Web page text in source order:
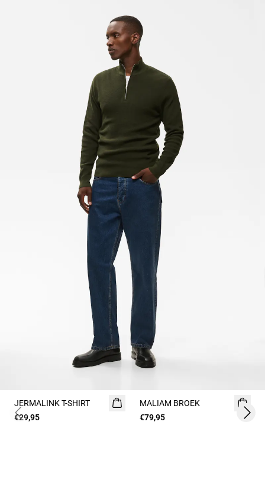
2 for 45€
JERMALINK T-SHIRT
€29,95
MALIAM BROEK
€79,95
Previous slide Next